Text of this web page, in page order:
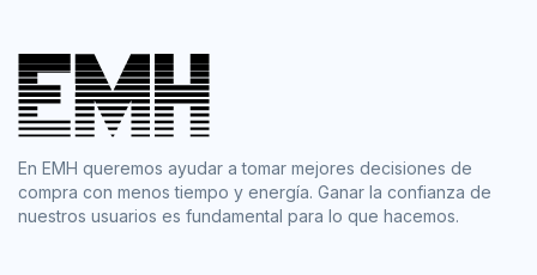
En EMH queremos ayudar a tomar mejores decisiones de
compra con menos tiempo y energía. Ganar la confianza de
nuestros usuarios es fundamental para lo que hacemos.